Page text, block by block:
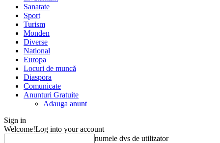
Sanatate
Sport
Turism
Monden
Diverse
National
Europa
Locuri de muncă
Diaspora
Comunicate
Anunturi Gratuite
Adauga anunt
Sign in
Welcome!Log into your account
numele dvs de utilizator